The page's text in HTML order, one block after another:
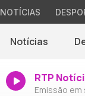
NOTÍCIAS
Notícias
RTP
Emissão